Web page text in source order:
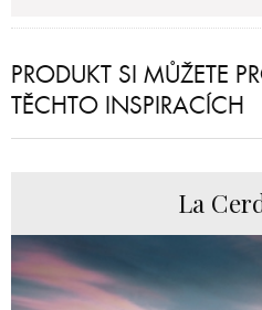
PRODUKT SI MŮŽETE
TĚCHTO INSPIRACÍCH
La